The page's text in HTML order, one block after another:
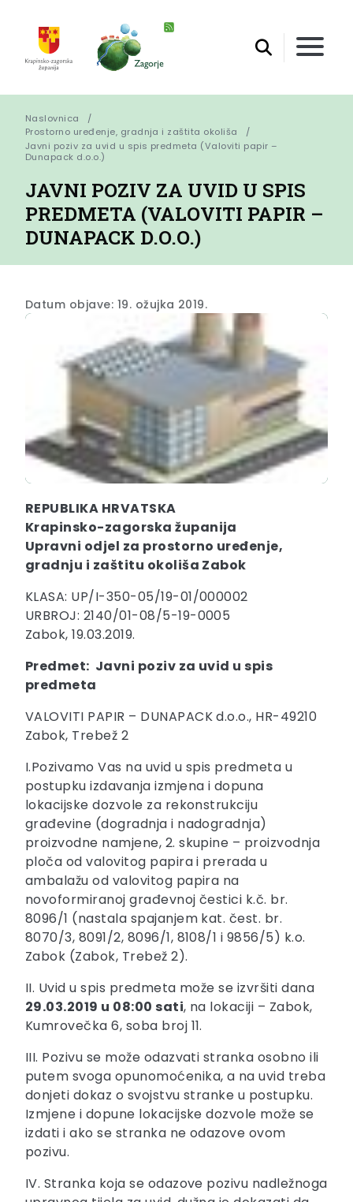
Naslovnica
Prostorno uređenje, gradnja i zaštita okoliša
Javni poziv za uvid u spis predmeta (Valoviti papir –
Dunapack d.o.o.)
JAVNI POZIV ZA UVID U SPIS
PREDMETA (VALOVITI PAPIR –
DUNAPACK D.O.O.)
Datum objave: 19. ožujka 2019.
REPUBLIKA HRVATSKA
Krapinsko-zagorska županija
Upravni odjel za prostorno uređenje,
gradnju i zaštitu okoliša Zabok
KLASA: UP/I-350-05/19-01/000002
URBROJ: 2140/01-08/5-19-0005
Zabok, 19.03.2019.
Predmet: Javni poziv za uvid u spis
predmeta
VALOVITI PAPIR – DUNAPACK d.o.o., HR-49210
Zabok, Trebež 2
I.Pozivamo Vas na uvid u spis predmeta u
postupku izdavanja izmjena i dopuna
lokacijske dozvole za rekonstrukciju
građevine (dogradnja i nadogradnja)
proizvodne namjene, 2. skupine – proizvodnja
ploča od valovitog papira i prerada u
ambalažu od valovitog papira na
novoformiranoj građevnoj čestici k.č. br.
8096/1 (nastala spajanjem kat. čest. br.
8070/3, 8091/2, 8096/1, 8108/1 i 9856/5) k.o.
Zabok (Zabok, Trebež 2).
II. Uvid u spis predmeta može se izvršiti dana
29.03.2019 u 08:00 sati, na lokaciji – Zabok,
Kumrovečka 6, soba broj 11.
III. Pozivu se može odazvati stranka osobno ili
putem svoga opunomoćenika, a na uvid treba
donjeti dokaz o svojstvu stranke u postupku.
Izmjene i dopune lokacijske dozvole može se
izdati i ako se stranka ne odazove ovom
pozivu.
IV. Stranka koja se odazove pozivu nadležnoga